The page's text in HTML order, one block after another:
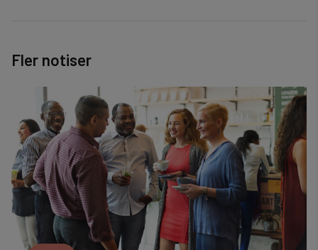
Fler notiser